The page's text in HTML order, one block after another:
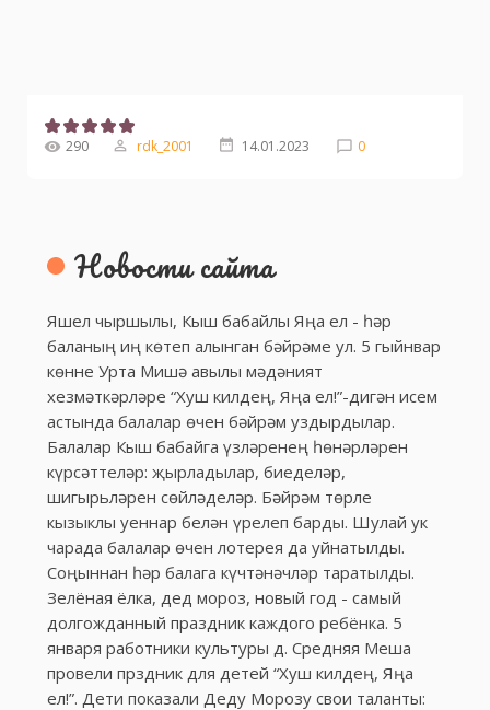
290 rdk_2001 14.01.2023 0
Новости сайта
Яшел чыршылы, Кыш бабайлы Яңа ел - һәр
баланың иң көтеп алынган бәйрәме ул. 5 гыйнвар
көнне Урта Мишә авылы мәдәният
хезмәткәрләре “Хуш килдең, Яңа ел!”-дигән исем
астында балалар өчен бәйрәм уздырдылар.
Балалар Кыш бабайга үзләренең һөнәрләрен
күрсәттеләр: җырладылар, биеделәр,
шигырьләрен сөйләделәр. Бәйрәм төрле
кызыклы уеннар белән үрелеп барды. Шулай ук
чарада балалар өчен лотерея да уйнатылды.
Соңыннан һәр балага күчтәнәчләр таратылды.
Зелёная ёлка, дед мороз, новый год - самый
долгожданный праздник каждого ребёнка. 5
января работники культуры д. Средняя Меша
провели прздник для детей “Хуш килдең, Яңа
ел!”. Дети показали Деду Морозу свои таланты: